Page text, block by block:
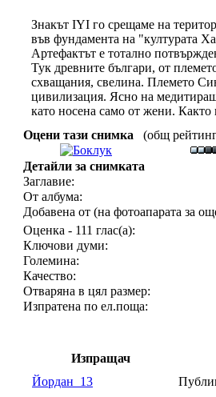
Знакът IYI го срещаме на
във фундамента на "културата
Артефактът е тотално
Тук древните българи, от
схващания, свелина. Племето
цивилизация. Ясно на
като носена само от жени. Както
Оцени тази снимка
(общ
Детайли за снимката
Заглавие:
От албума:
Добавена от (на фотоапарата за
Оценка - 111 глас(а):
Ключови думи:
Големина:
Качество:
Отваряна в цял размер:
Изпратена по ел.поща:
Изпращач
Йордан_13